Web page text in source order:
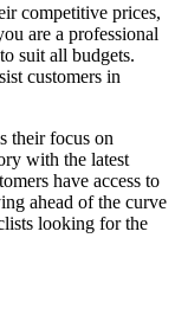
competitive prices,
are a professional
suit all budgets.
customers in
their focus on
with the latest
have access to
ahead of the curve
looking for the